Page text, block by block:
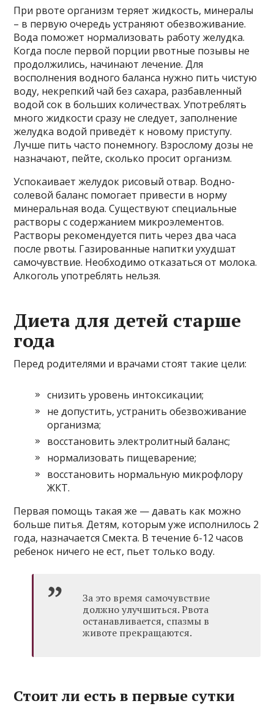
При рвоте организм теряет жидкость, минералы
– в первую очередь устраняют обезвоживание.
Вода поможет нормализовать работу желудка.
Когда после первой порции рвотные позывы не
продолжились, начинают лечение. Для
восполнения водного баланса нужно пить чистую
воду, некрепкий чай без сахара, разбавленный
водой сок в больших количествах. Употреблять
много жидкости сразу не следует, заполнение
желудка водой приведёт к новому приступу.
Лучше пить часто понемногу. Взрослому дозы не
назначают, пейте, сколько просит организм.
Успокаивает желудок рисовый отвар. Водно-
солевой баланс помогает привести в норму
минеральная вода. Существуют специальные
растворы с содержанием микроэлементов.
Растворы рекомендуется пить через два часа
после рвоты. Газированные напитки ухудшат
самочувствие. Необходимо отказаться от молока.
Алкоголь употреблять нельзя.
Диета для детей старше
года
Перед родителями и врачами стоят такие цели:
снизить уровень интоксикации;
не допустить, устранить обезвоживание
организма;
восстановить электролитный баланс;
нормализовать пищеварение;
восстановить нормальную микрофлору
ЖКТ.
Первая помощь такая же — давать как можно
больше питья. Детям, которым уже исполнилось 2
года, назначается Смекта. В течение 6-12 часов
ребенок ничего не ест, пьет только воду.
За это время самочувствие
должно улучшиться. Рвота
останавливается, спазмы в
животе прекращаются.
Стоит ли есть в первые сутки